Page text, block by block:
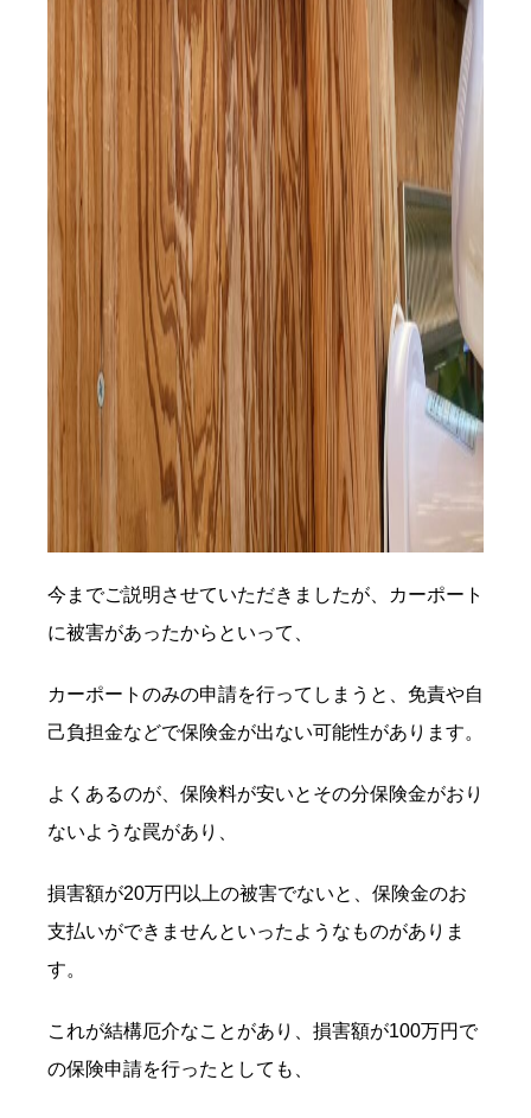
今までご説明させていただきましたが、カーポート
に被害があったからといって、
カーポートのみの申請を行ってしまうと、免責や自
己負担金などで保険金が出ない可能性があります。
よくあるのが、保険料が安いとその分保険金がおり
ないような罠があり、
損害額が20万円以上の被害でないと、保険金のお
支払いができませんといったようなものがありま
す。
これが結構厄介なことがあり、損害額が100万円で
の保険申請を行ったとしても、